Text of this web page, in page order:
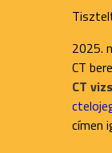
2025.
CT
CT
címen